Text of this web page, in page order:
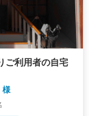
ご利用者の自宅
様